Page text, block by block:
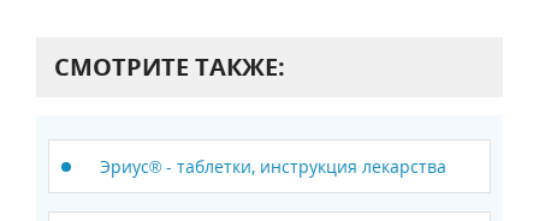
СМОТРИТЕ ТАКЖЕ:
Эриус® - таблетки, инструкция лекарства